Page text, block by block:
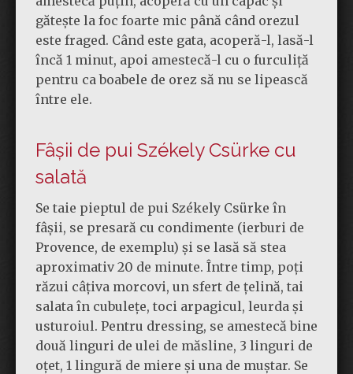
gătește la foc foarte mic până când orezul
este fraged. Când este gata, acoperă-l, lasă-l
încă 1 minut, apoi amestecă-l cu o furculiță
pentru ca boabele de orez să nu se lipească
între ele.
Fâșii de pui Székely Csürke cu
salată
Se taie pieptul de pui Székely Csürke în
fâșii, se presară cu condimente (ierburi de
Provence, de exemplu) și se lasă să stea
aproximativ 20 de minute. Între timp, poți
răzui câțiva morcovi, un sfert de țelină, tai
salata în cubulețe, toci arpagicul, leurda și
usturoiul. Pentru dressing, se amestecă bine
două linguri de ulei de măsline, 3 linguri de
oțet, 1 lingură de miere și una de muștar. Se